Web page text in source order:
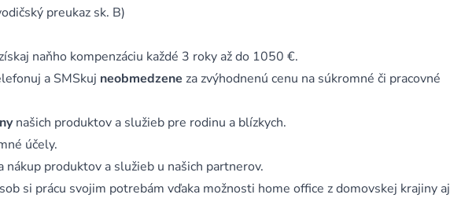
preukaz sk. B)
naňho kompenzáciu každé 3 roky až do 1050 €.
a SMSkuj neobmedzene za zvýhodnenú cenu na súkromné či pracovné
našich produktov a služieb pre rodinu a blízkych.
účely.
nákup produktov a služieb u našich partnerov.
si prácu svojim potrebám vďaka možnosti home office z domovskej krajiny aj